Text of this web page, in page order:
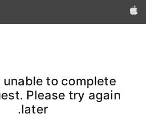
Apple‏
unable to complete
Please try again
later.